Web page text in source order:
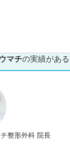
マチの実績があ
整形外科 院長